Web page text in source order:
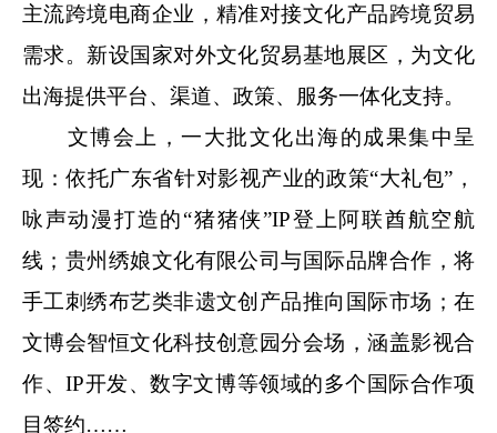
主流跨境电商企业，精准对接文化产品跨境贸易
需求。新设国家对外文化贸易基地展区，为文化
出海提供平台、渠道、政策、服务一体化支持。
文博会上，一大批文化出海的成果集中呈
现：依托广东省针对影视产业的政策“大礼包”，
咏声动漫打造的“猪猪侠”IP登上阿联酋航空航
线；贵州绣娘文化有限公司与国际品牌合作，将
手工刺绣布艺类非遗文创产品推向国际市场；在
文博会智恒文化科技创意园分会场，涵盖影视合
作、IP开发、数字文博等领域的多个国际合作项
目签约……